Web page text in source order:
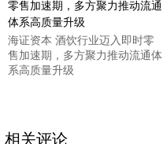
海证资本 酒饮行业迈入即时零
售加速期，多方聚力推动流通体
系高质量升级
相关评论